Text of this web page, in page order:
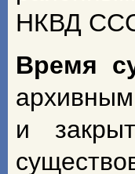
НКВД
Время
и